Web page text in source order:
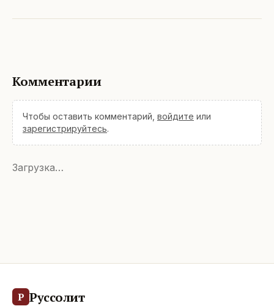
Комментарии
Чтобы оставить комментарий, войдите или
зарегистрируйтесь.
Загрузка…
Р Руссолит